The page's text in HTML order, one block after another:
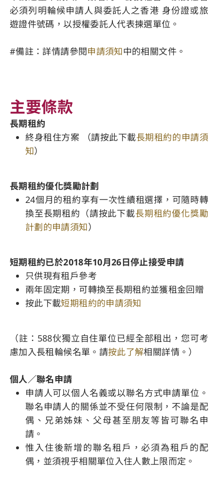
必須列明輪候申請人與委託人之香港 身份證或旅
遊證件號碼，以授權委託人代表揀選單位。
#備註：詳情請參閱申請須知中的相關文件。
主要條款
長期租約
終身租住方案 （請按此下載長期租約的申請須
知）
長期租約優化獎勵計劃
24個月的租約享有一次性續租選擇，可隨時轉
換至長期租約（請按此下載長期租約優化獎勵
計劃的申請須知）
短期租約已於2018年10月26日停止接受申請
只供現有租戶參考
兩年固定期，可轉換至長期租約並獲租金回贈
按此下載短期租約的申請須知
（註：588伙獨立自住單位已經全部租出，您可考
慮加入長租輪候名單。請按此了解相關詳情。）
個人／聯名申請
申請人可以個人名義或以聯名方式申請單位。
聯名申請人的關係並不受任何限制，不論是配
偶、兄弟姊妹、父母甚至朋友等皆可聯名申
請。
惟入住後新增的聯名租戶，必須為租戶的配
偶，並須視乎相關單位入住人數上限而定。